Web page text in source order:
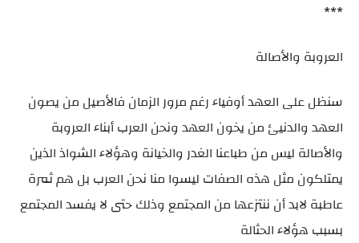
***
العروبة والأصالة
سنظل على العهد أوفياء رغم مرور الزمان فالأصيل من يصون
العهد والدنيئ من يخون العهد ونحن العرب أبناء العروبة
والأصالة ليس من طباعنا الغدر والخيانة وهؤلاء الشواذ الذين
يمتلكون مثل هذه الصفات ليسوا منا نحن العرب بل هم ثمرة
عاطبة لابد أن ننتزعها من المجتمع وذلك حتى لا يفسد المجتمع
بسبب هؤلاء الحثالة